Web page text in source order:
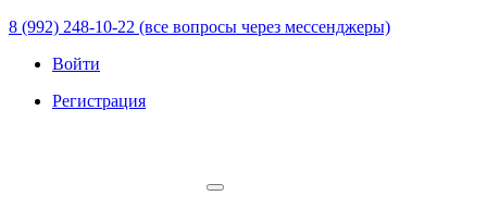
8 (992) 248-10-22 (все вопросы через мессенджеры)
Войти
Регистрация